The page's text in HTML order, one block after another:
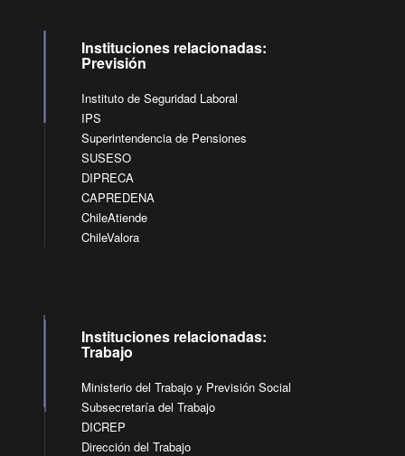
Instituciones relacionadas:
Previsión
Instituto de Seguridad Laboral
IPS
Superintendencia de Pensiones
SUSESO
DIPRECA
CAPREDENA
ChileAtiende
ChileValora
Instituciones relacionadas:
Trabajo
Ministerio del Trabajo y Previsión Social
Subsecretaría del Trabajo
DICREP
Dirección del Trabajo